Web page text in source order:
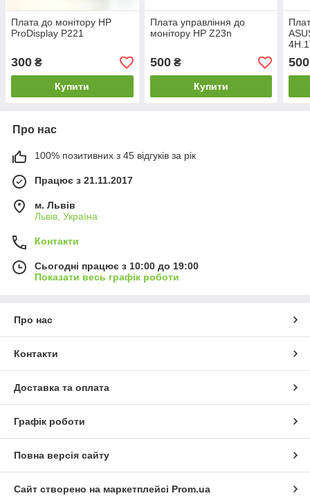
Плата до монітору HP
ProDisplay P221
300 ₴
Купити
Плата управління до
монітору HP Z23n
500₴
Купити
500
Про нас
100% позитивних з 45 відгуків за рік
Працює з 21.11.2017
м. Львів
Львів, Україна
Контакти
Сьогодні працює з 10:00 до 19:00
Показати весь графік роботи
Про нас
Контакти
Доставка та оплата
Графік роботи
Повна версія сайту
Сайт створено на маркетплейсі Prom.ua